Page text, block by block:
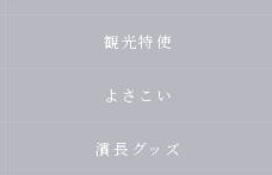
観光特使
よさこい
濱長グッズ